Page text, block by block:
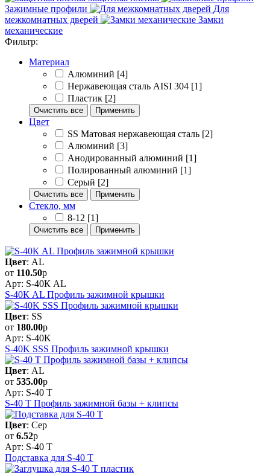
Зажимные профили
Для
межкомнатных дверей
Замки
механические
Фильтр:
Материал
Алюминий [4]
Нержавеющая сталь AISI 304 [1]
Пластик [2]
Очистить все Применить
Цвет
SS Матовая нержавеющая сталь [2]
Алюминий [3]
Анодированный алюминий [1]
Полированный алюминий [1]
Серый [2]
Очистить все Применить
Стекло, мм
8-12 [1]
Очистить все Применить
Цвет: AL
от 110.50р
Арт: S-40К AL
S-40К AL Профиль зажимной крышки
Цвет: SS
от 180.00р
Арт: S-40K
S-40K SSS Профиль зажимной крышки
Цвет: AL
от 535.00р
Арт: S-40 Т
S-40 Т Профиль зажимной базы + клипсы
Цвет: Сер
от 6.52р
Арт: S-40 T
Подставка для S-40 T